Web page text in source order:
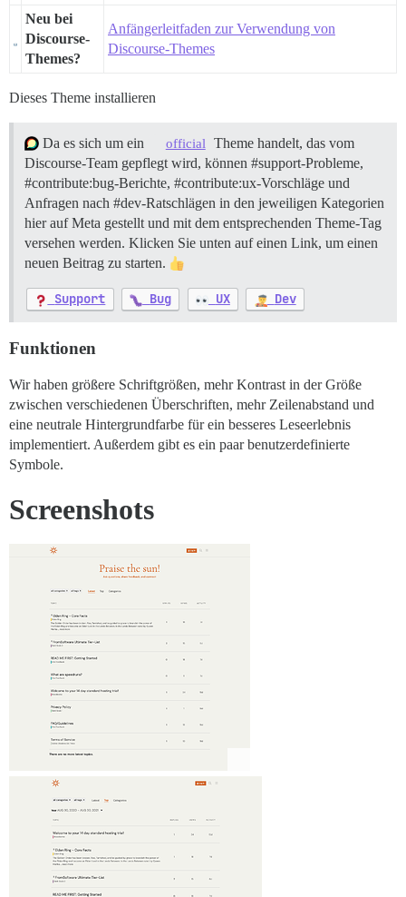
Neu bei
Discourse-
Themes?
Anfängerleitfaden zur Verwendung von
Discourse-Themes
Dieses Theme installieren
Da es sich um ein official Theme handelt, das vom
Discourse-Team gepflegt wird, können #support-Probleme,
#contribute:bug-Berichte, #contribute:ux-Vorschläge und
Anfragen nach #dev-Ratschlägen in den jeweiligen Kategorien
hier auf Meta gestellt und mit dem entsprechenden Theme-Tag
versehen werden. Klicken Sie unten auf einen Link, um einen
neuen Beitrag zu starten.
Support Bug UX Dev
Funktionen
Wir haben größere Schriftgrößen, mehr Kontrast in der Größe
zwischen verschiedenen Überschriften, mehr Zeilenabstand und
eine neutrale Hintergrundfarbe für ein besseres Leseerlebnis
implementiert. Außerdem gibt es ein paar benutzerdefinierte
Symbole.
Screenshots